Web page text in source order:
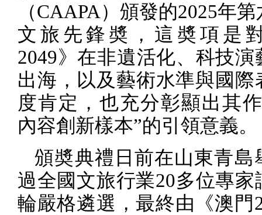
（CAAPA）頒發的2025年第
文旅先鋒奬，這奬項是
2049》在非遺活化、科技演
出海，以及藝術水準與國際
度肯定，也充分彰顯出其
內容創新樣本”的引領意義。
頒奬典禮日前在山東青島
過全國文旅行業20多位專家
輪嚴格遴選，最終由《澳門